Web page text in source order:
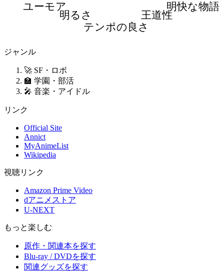
明快な物語
王道性
テンポの良さ
明るさ
ユーモア
ジャンル
🚀 SF・ロボ
🏫 学園・部活
🎤 音楽・アイドル
リンク
Official Site
Annict
MyAnimeList
Wikipedia
視聴リンク
Amazon Prime Video
dアニメストア
U-NEXT
もっと楽しむ
原作・関連本を探す
Blu-ray / DVDを探す
関連グッズを探す